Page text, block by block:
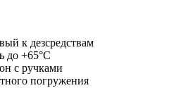
к дезсредствам
до +65°С
с ручками
погружения